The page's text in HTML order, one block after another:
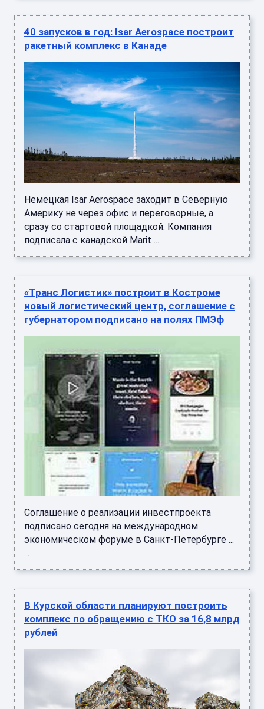
40 запусков в год: Isar Aerospace построит
ракетный комплекс в Канаде
Немецкая Isar Aerospace заходит в Северную
Америку не через офис и переговорные, а
сразу со стартовой площадкой. Компания
подписала с канадской Marit ...
«Транс Логистик» построит в Костроме
новый логистический центр, соглашение с
губернатором подписано на полях ПМЭф
Соглашение о реализации инвестпроекта
подписано сегодня на международном
экономическом форуме в Санкт-Петербурге ...
...
В Курской области планируют построить
комплекс по обращению с ТКО за 16,8 млрд
рублей